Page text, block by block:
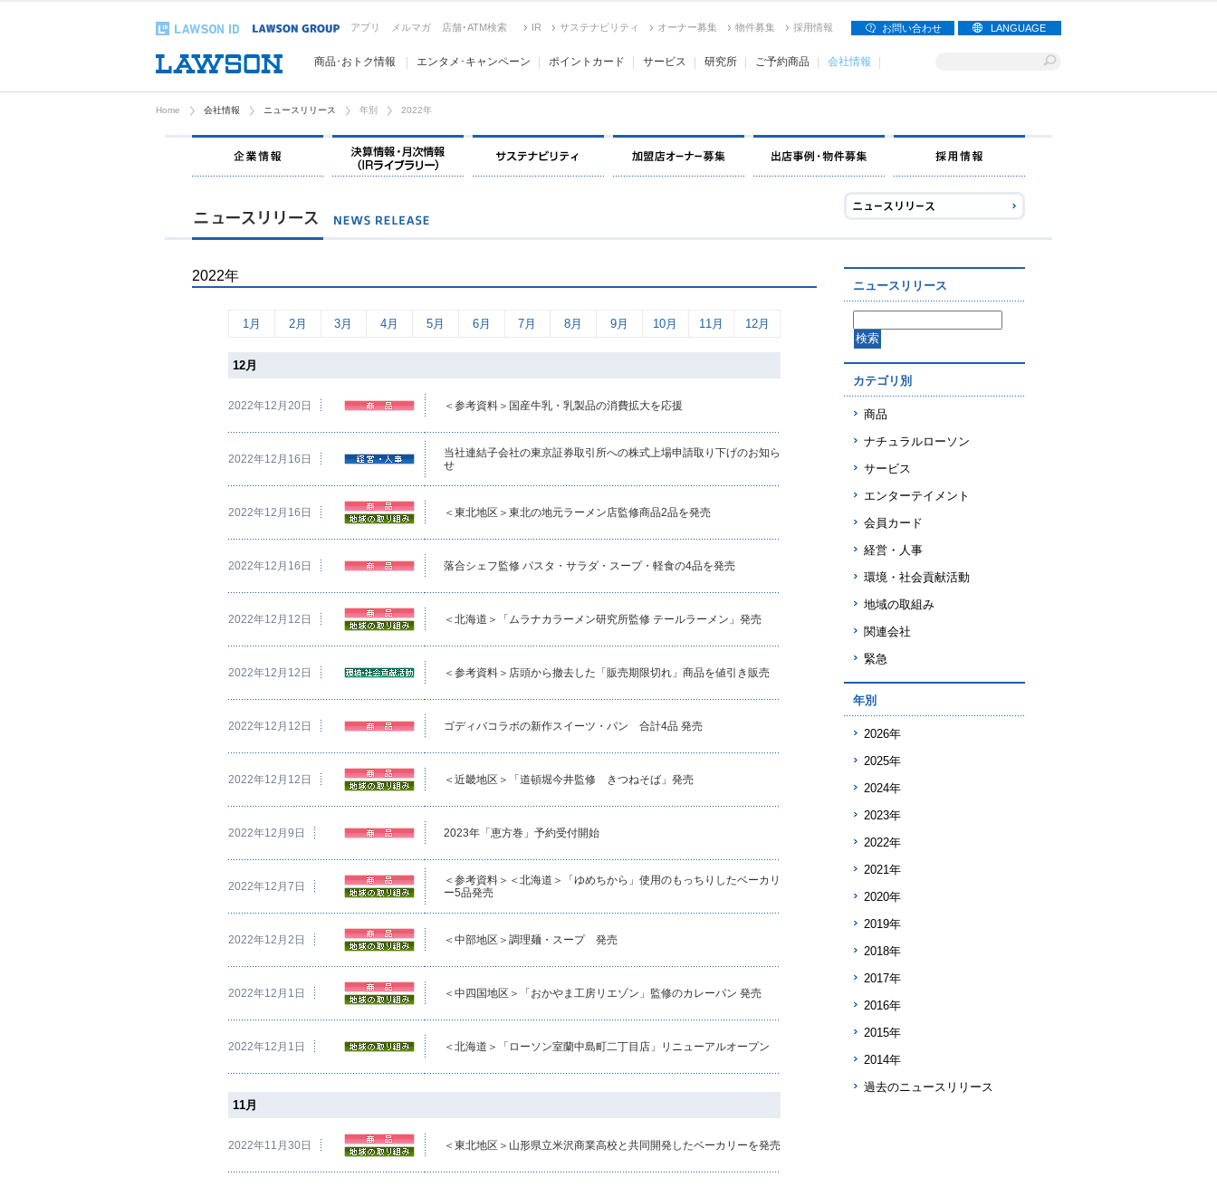
アプリ メルマガ 店舗･ATM検索 IR サステナビリティ オーナー募集 物件募集 採用情報 お問い合わせ LANGUAGE
商品･おトク情報 エンタメ･キャンペーン ポイントカード サービス 研究所 ご予約商品 会社情報
Home 会社情報 ニュースリリース 年別 2022年
企業情報
2022年
1月 2月 3月 4月 5月 6月 7月 8月 9月 10月 11月 12月
12月
2022年12月20日 ＜参考資料＞国産牛乳・乳製品の消費拡大を応援
2022年12月16日
当社連結子会社の東京証券取引所への株式上場申請取り下げのお知ら
せ
2022年12月16日 ＜東北地区＞東北の地元ラーメン店監修商品2品を発売
2022年12月16日 落合シェフ監修 パスタ・サラダ・スープ・軽食の4品を発売
2022年12月12日 ＜北海道＞「ムラナカラーメン研究所監修 テールラーメン」発売
2022年12月12日 ＜参考資料＞店頭から撤去した「販売期限切れ」商品を値引き販売
2022年12月12日 ゴディバコラボの新作スイーツ・パン 合計4品 発売
2022年12月12日 ＜近畿地区＞「道頓堀今井監修 きつねそば」発売
2022年12月9日 2023年「恵方巻」予約受付開始
2022年12月7日
＜参考資料＞＜北海道＞「ゆめちから」使用のもっちりしたベーカリ
ー5品発売
2022年12月2日 ＜中部地区＞調理麺・スープ 発売
2022年12月1日 ＜中四国地区＞「おかやま工房リエゾン」監修のカレーパン 発売
2022年12月1日 ＜北海道＞「ローソン室蘭中島町二丁目店」リニューアルオープン
11月
2022年11月30日 ＜東北地区＞山形県立米沢商業高校と共同開発したベーカリーを発売
ニュースリリース
カテゴリ別
商品
ナチュラルローソン
サービス
エンターテイメント
会員カード
経営・人事
環境・社会貢献活動
地域の取組み
関連会社
緊急
年別
2026年
2025年
2024年
2023年
2022年
2021年
2020年
2019年
2018年
2017年
2016年
2015年
2014年
過去のニュースリリース